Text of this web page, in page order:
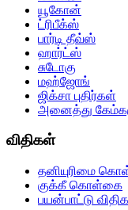
யூகோன்
ட்ரிபீக்ஸ்
பார்டி தீவ்ஸ்
ஹார்ட்ஸ்
சுடோகு
மஹ்ஜோங்
ஜிக்சா புதிர்கள்
அனைத்து
விதிகள்
தனியுரிமை
குக்கீ கொள்கை
பயன்பாட்டு